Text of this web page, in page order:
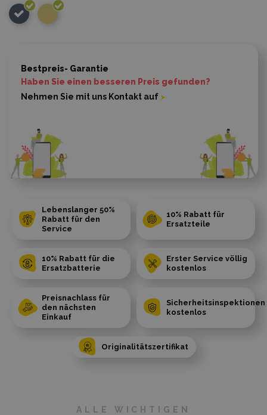
Bestpreis- Garantie
Haben Sie einen besseren Preis gefunden?
Nehmen Sie mit uns Kontakt auf
Lebenslanger 50%
Rabatt für den
Service
10% Rabatt für
Ersatzteile
10% Rabatt für die
Ersatzbatterie
Erster Service völlig
kostenlos
Preisnachlass für
den nächsten
Einkauf
Sicherheitsinspektionen
kostenlos
Originalitätszertifikat
ALLE WICHTIGEN